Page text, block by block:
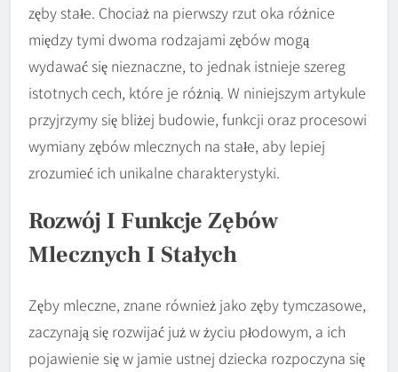
zęby stałe. Chociaż na pierwszy rzut oka różnice
między tymi dwoma rodzajami zębów mogą
wydawać się nieznaczne, to jednak istnieje szereg
istotnych cech, które je różnią. W niniejszym artykule
przyjrzymy się bliżej budowie, funkcji oraz procesowi
wymiany zębów mlecznych na stałe, aby lepiej
zrozumieć ich unikalne charakterystyki.
Rozwój I Funkcje Zębów
Mlecznych I Stałych
Zęby mleczne, znane również jako zęby tymczasowe,
zaczynają się rozwijać już w życiu płodowym, a ich
pojawienie się w jamie ustnej dziecka rozpoczyna się